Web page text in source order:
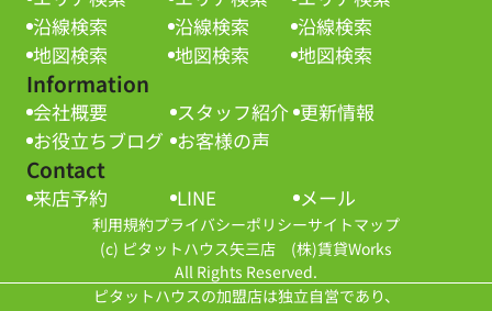
沿線検索
地図検索
沿線検索
地図検索
沿線検索
地図検索
Information
会社概要 スタッフ紹介 更新情報
お役立ちブログ お客様の声
Contact
来店予約 LINE メール
利用規約プライバシーポリシーサイトマップ
(c) ピタットハウス矢三店 (株)賃貸Works
All Rights Reserved.
ピタットハウスの加盟店は独立自営であり、